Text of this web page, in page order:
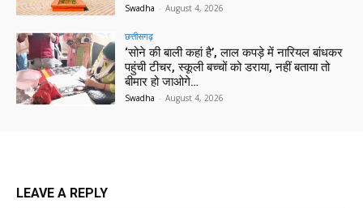
Swadha - August 4, 2026
छत्तीसगढ़
‘सोने की बाली कहां है’, लाल कपड़े में नारियल बांधकर
पहुंची टीचर, स्कूली बच्चों को डराया, नहीं बताया तो
बीमार हो जाओगे…
Swadha - August 4, 2026
LEAVE A REPLY